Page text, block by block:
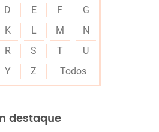
D E F
G
K L M
N
R S T
U
Y Z Todos
destaque